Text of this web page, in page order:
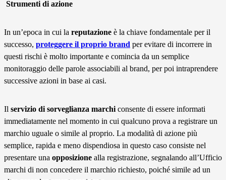
Strumenti di azione
In un’epoca in cui la reputazione è la chiave fondamentale per il
successo, proteggere il proprio brand per evitare di incorrere in
questi rischi è molto importante e comincia da un semplice
monitoraggio delle parole associabili al brand, per poi intraprendere
successive azioni in base ai casi.
Il servizio di sorveglianza marchi consente di essere informati
immediatamente nel momento in cui qualcuno prova a registrare un
marchio uguale o simile al proprio. La modalità di azione più
semplice, rapida e meno dispendiosa in questo caso consiste nel
presentare una opposizione alla registrazione, segnalando all’Ufficio
marchi di non concedere il marchio richiesto, poiché simile ad un